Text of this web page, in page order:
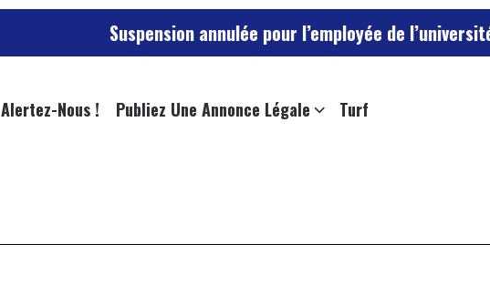
Suspension annulée pour l’employée de l’université
Alertez-Nous ! Publiez Une Annonce Légale Turf